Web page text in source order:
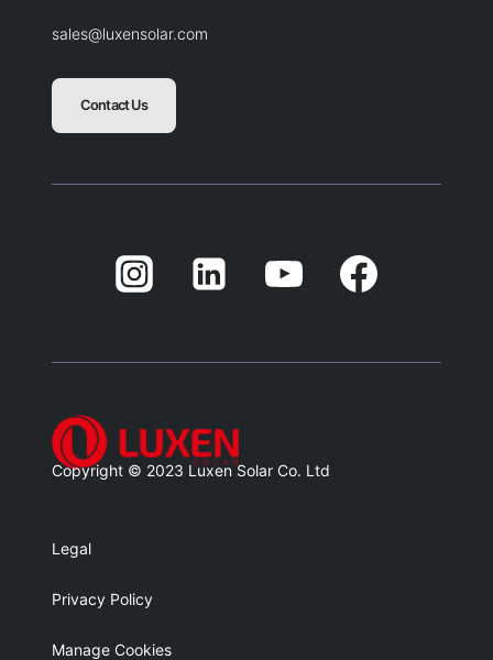
sales@luxensolar.com
Contact Us
Copyright © 2023 Luxen Solar Co. Ltd
Legal
Privacy Policy
Manage Cookies